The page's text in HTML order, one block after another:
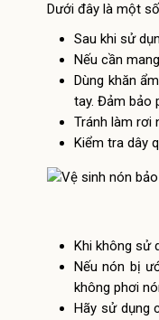
Dưới đây là một
Sau khi sử
Nếu cần
Dùng khăn
tay. Đảm bảo
Tránh làm rơi
Kiểm tra dây
Khi không sử
Nếu nón bị
không phơi
Hãy sử dụng